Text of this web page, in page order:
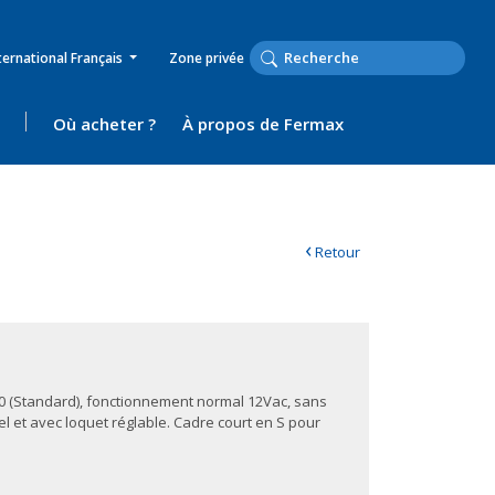
Français Zone privée
Où acheter ? À propos de Fermax
‹Retour
fonctionnement normal 12Vac, sans
et avec loquet réglable. Cadre court en S pour